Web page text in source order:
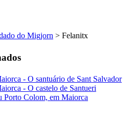
do Migjorn > Felanitx
- O santuário de Sant Salvador
- O castelo de Santueri
Porto Colom, em Maiorca